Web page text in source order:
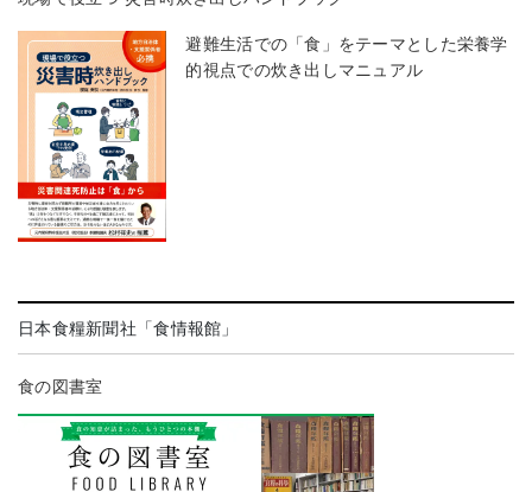
避難生活での「食」をテーマとした栄養学
的視点での炊き出しマニュアル
日本食糧新聞社「食情報館」
食の図書室